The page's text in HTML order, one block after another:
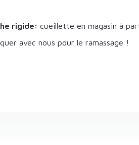
rigide: cueillette en magasin à
avec nous pour le ramassage !